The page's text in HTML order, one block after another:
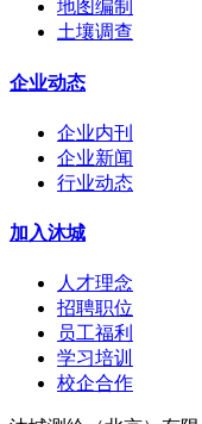
地图编制
土壤调查
企业动态
企业内刊
企业新闻
行业动态
加入沐城
人才理念
招聘职位
员工福利
学习培训
校企合作